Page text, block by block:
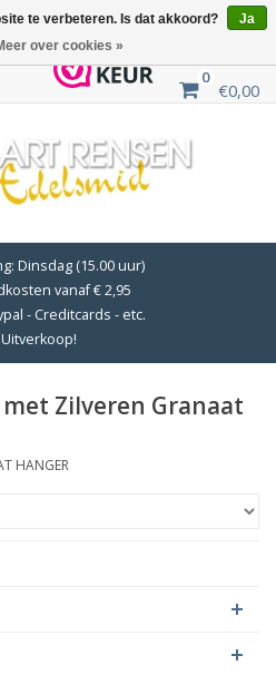
0
€0,00
Dinsdag (15.00 uur)
vanaf € 2,95
- Creditcards - etc.
Uitverkoop!
Zilveren Granaat
HANGER
te verbeteren. Is dat akkoord?
Ja
over cookies »